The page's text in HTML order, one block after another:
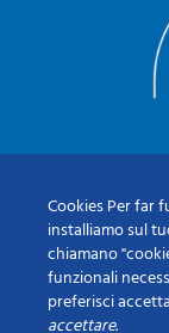
Cookies Per far
installiamo sul
chiamano
funzionali
preferisci
accettare.